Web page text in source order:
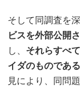
そして同調査を
ビスを外部公開
し、 それらすべ
イダのものである
見により、同問